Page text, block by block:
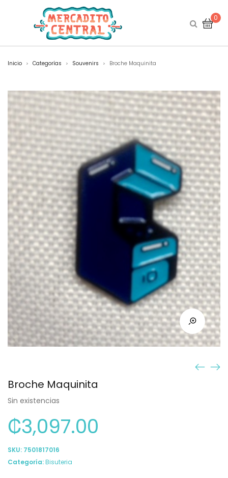
0
Inicio > Categorías > Souvenirs > Broche Maquinita
Broche Maquinita
Sin existencias
₡3,097.00
SKU: 7501817016
Categoría:Bisuteria